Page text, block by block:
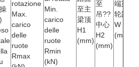
rotazione
Max.
carico
delle
ruote
Rmax
Min.
carico
delle
ruote
Rmin
(kN)
至主
梁顶
H1
(mm)
至
吊??
中心
H2
(mm)
端梁
轮距
W
(mm)